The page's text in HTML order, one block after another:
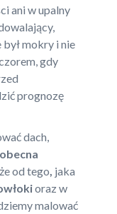
ani w upalny
mokry i nie
gdy
prognozę
dach,
obecna
od tego, jaka
oraz w
malować